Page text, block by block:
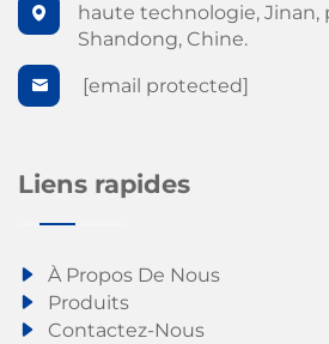
haute technologie, Jinan,
Shandong, Chine.
[email protected]
Liens rapides
À Propos De Nous
Produits
Contactez-Nous